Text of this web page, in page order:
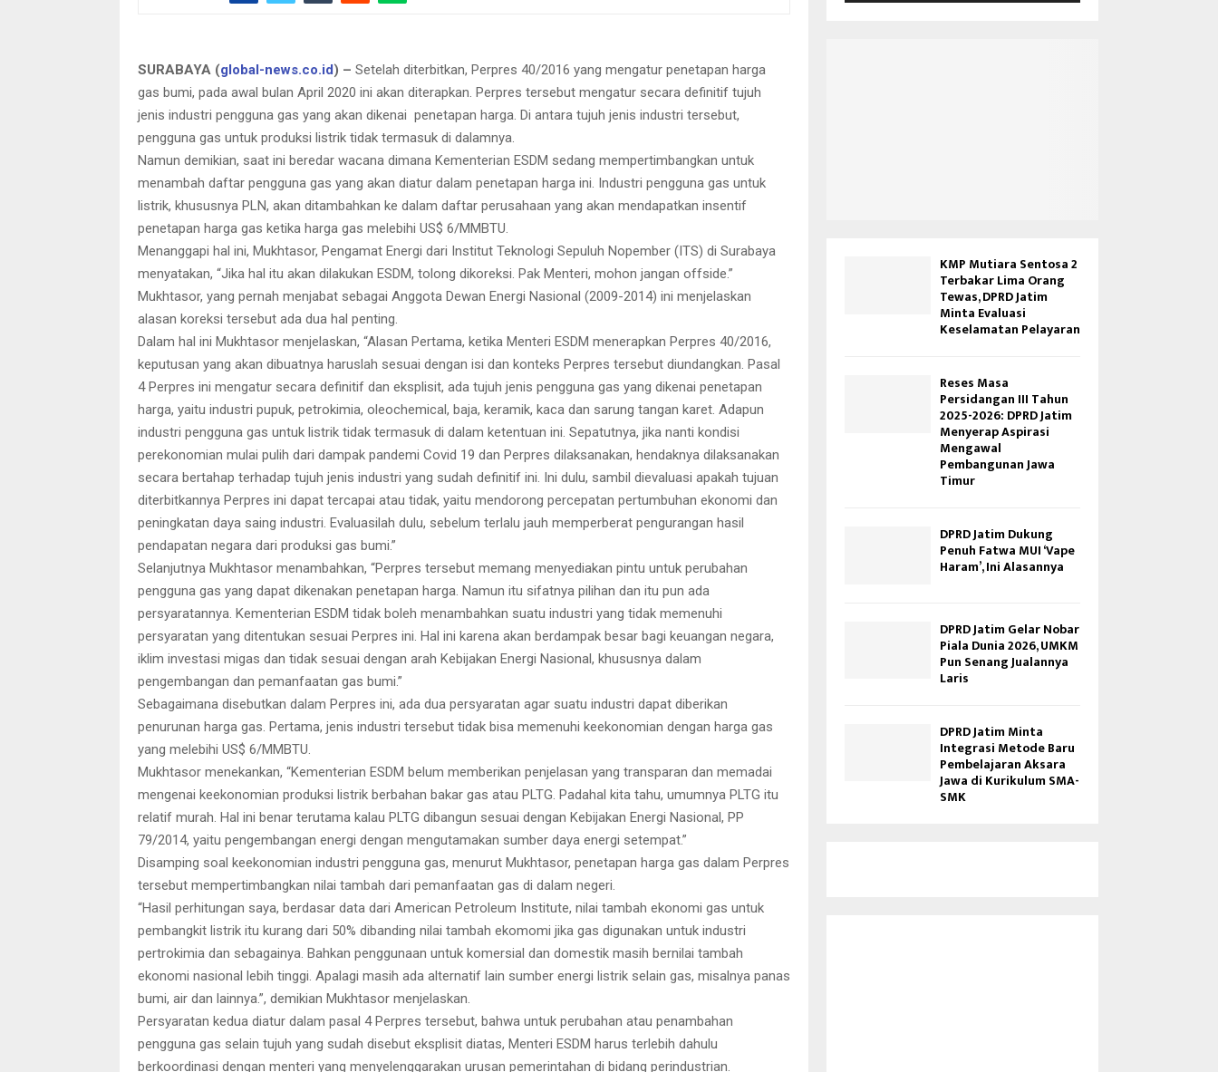
SURABAYA (global-news.co.id) – Setelah diterbitkan, Perpres 40/2016 yang mengatur penetapan harga
gas bumi, pada awal bulan April 2020 ini akan diterapkan. Perpres tersebut mengatur secara definitif tujuh
jenis industri pengguna gas yang akan dikenai penetapan harga. Di antara tujuh jenis industri tersebut,
pengguna gas untuk produksi listrik tidak termasuk di dalamnya.
Namun demikian, saat ini beredar wacana dimana Kementerian ESDM sedang mempertimbangkan untuk
menambah daftar pengguna gas yang akan diatur dalam penetapan harga ini. Industri pengguna gas untuk
listrik, khususnya PLN, akan ditambahkan ke dalam daftar perusahaan yang akan mendapatkan insentif
penetapan harga gas ketika harga gas melebihi US$ 6/MMBTU.
Menanggapi hal ini, Mukhtasor, Pengamat Energi dari Institut Teknologi Sepuluh Nopember (ITS) di Surabaya
menyatakan, “Jika hal itu akan dilakukan ESDM, tolong dikoreksi. Pak Menteri, mohon jangan offside.”
Mukhtasor, yang pernah menjabat sebagai Anggota Dewan Energi Nasional (2009-2014) ini menjelaskan
alasan koreksi tersebut ada dua hal penting.
Dalam hal ini Mukhtasor menjelaskan, “Alasan Pertama, ketika Menteri ESDM menerapkan Perpres 40/2016,
keputusan yang akan dibuatnya haruslah sesuai dengan isi dan konteks Perpres tersebut diundangkan. Pasal
4 Perpres ini mengatur secara definitif dan eksplisit, ada tujuh jenis pengguna gas yang dikenai penetapan
harga, yaitu industri pupuk, petrokimia, oleochemical, baja, keramik, kaca dan sarung tangan karet. Adapun
industri pengguna gas untuk listrik tidak termasuk di dalam ketentuan ini. Sepatutnya, jika nanti kondisi
perekonomian mulai pulih dari dampak pandemi Covid 19 dan Perpres dilaksanakan, hendaknya dilaksanakan
secara bertahap terhadap tujuh jenis industri yang sudah definitif ini. Ini dulu, sambil dievaluasi apakah tujuan
diterbitkannya Perpres ini dapat tercapai atau tidak, yaitu mendorong percepatan pertumbuhan ekonomi dan
peningkatan daya saing industri. Evaluasilah dulu, sebelum terlalu jauh memperberat pengurangan hasil
pendapatan negara dari produksi gas bumi.”
Selanjutnya Mukhtasor menambahkan, “Perpres tersebut memang menyediakan pintu untuk perubahan
pengguna gas yang dapat dikenakan penetapan harga. Namun itu sifatnya pilihan dan itu pun ada
persyaratannya. Kementerian ESDM tidak boleh menambahkan suatu industri yang tidak memenuhi
persyaratan yang ditentukan sesuai Perpres ini. Hal ini karena akan berdampak besar bagi keuangan negara,
iklim investasi migas dan tidak sesuai dengan arah Kebijakan Energi Nasional, khususnya dalam
pengembangan dan pemanfaatan gas bumi.”
Sebagaimana disebutkan dalam Perpres ini, ada dua persyaratan agar suatu industri dapat diberikan
penurunan harga gas. Pertama, jenis industri tersebut tidak bisa memenuhi keekonomian dengan harga gas
yang melebihi US$ 6/MMBTU.
Mukhtasor menekankan, “Kementerian ESDM belum memberikan penjelasan yang transparan dan memadai
mengenai keekonomian produksi listrik berbahan bakar gas atau PLTG. Padahal kita tahu, umumnya PLTG itu
relatif murah. Hal ini benar terutama kalau PLTG dibangun sesuai dengan Kebijakan Energi Nasional, PP
79/2014, yaitu pengembangan energi dengan mengutamakan sumber daya energi setempat.”
Disamping soal keekonomian industri pengguna gas, menurut Mukhtasor, penetapan harga gas dalam Perpres
tersebut mempertimbangkan nilai tambah dari pemanfaatan gas di dalam negeri.
“Hasil perhitungan saya, berdasar data dari American Petroleum Institute, nilai tambah ekonomi gas untuk
pembangkit listrik itu kurang dari 50% dibanding nilai tambah ekomomi jika gas digunakan untuk industri
pertrokimia dan sebagainya. Bahkan penggunaan untuk komersial dan domestik masih bernilai tambah
ekonomi nasional lebih tinggi. Apalagi masih ada alternatif lain sumber energi listrik selain gas, misalnya panas
bumi, air dan lainnya.”, demikian Mukhtasor menjelaskan.
Persyaratan kedua diatur dalam pasal 4 Perpres tersebut, bahwa untuk perubahan atau penambahan
pengguna gas selain tujuh yang sudah disebut eksplisit diatas, Menteri ESDM harus terlebih dahulu
berkoordinasi dengan menteri yang menyelenggarakan urusan pemerintahan di bidang perindustrian.
KMP Mutiara Sentosa 2
Terbakar Lima Orang
Tewas, DPRD Jatim
Minta Evaluasi
Keselamatan Pelayaran
Reses Masa
Persidangan III Tahun
2025-2026: DPRD Jatim
Menyerap Aspirasi
Mengawal
Pembangunan Jawa
Timur
DPRD Jatim Dukung
Penuh Fatwa MUI ‘Vape
Haram’, Ini Alasannya
DPRD Jatim Gelar Nobar
Piala Dunia 2026, UMKM
Pun Senang Jualannya
Laris
DPRD Jatim Minta
Integrasi Metode Baru
Pembelajaran Aksara
Jawa di Kurikulum SMA-
SMK